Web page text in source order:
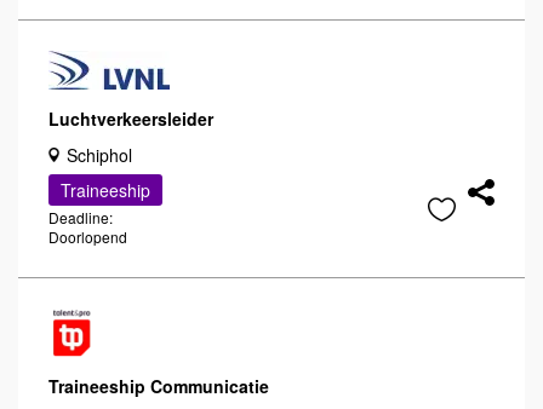
Luchtverkeersleider
Schiphol
Traineeship
Deadline:
Doorlopend
Traineeship Communicatie